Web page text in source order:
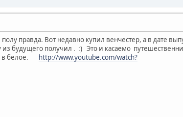
правда. Вот недавно купил венчестер, а в дате
будущего получил . :) Это и касаемо
в белое. http://www.youtube.com/watch?